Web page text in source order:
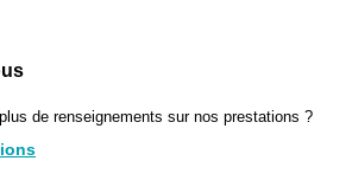
de renseignements sur nos prestations ?